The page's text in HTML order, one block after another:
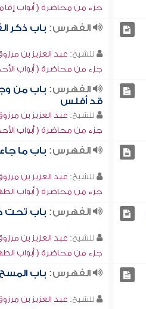
جزء من محاضرة ( أبواب
الفهرس: باب ذكر
للشيخ: عبد العزيز بن
جزء من محاضرة ( أبواب
الفهرس: باب من
قد أفلس
للشيخ: عبد العزيز بن
جزء من محاضرة ( أبواب
الفهرس: باب ما
للشيخ: عبد العزيز بن
جزء من محاضرة ( أبواب
الفهرس: باب تحت
للشيخ: عبد العزيز بن
جزء من محاضرة ( أبواب
الفهرس: باب
للشيخ: عبد العزيز بن